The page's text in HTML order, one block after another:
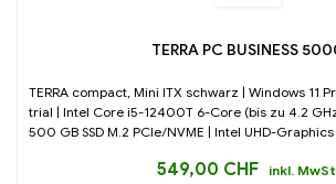
TERRA PC BUSINESS
TERRA compact, Mini ITX schwarz | Windows 11
trial | Intel Core i5-12400T 6-Core (bis zu 4.2
500 GB SSD M.2 PCIe/NVME | Intel UHD-Graphics
549,00 CHF inkl.